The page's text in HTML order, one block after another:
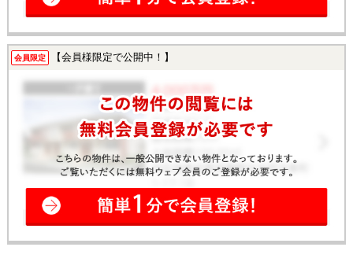
会員限定 【会員様限定で公開中！】